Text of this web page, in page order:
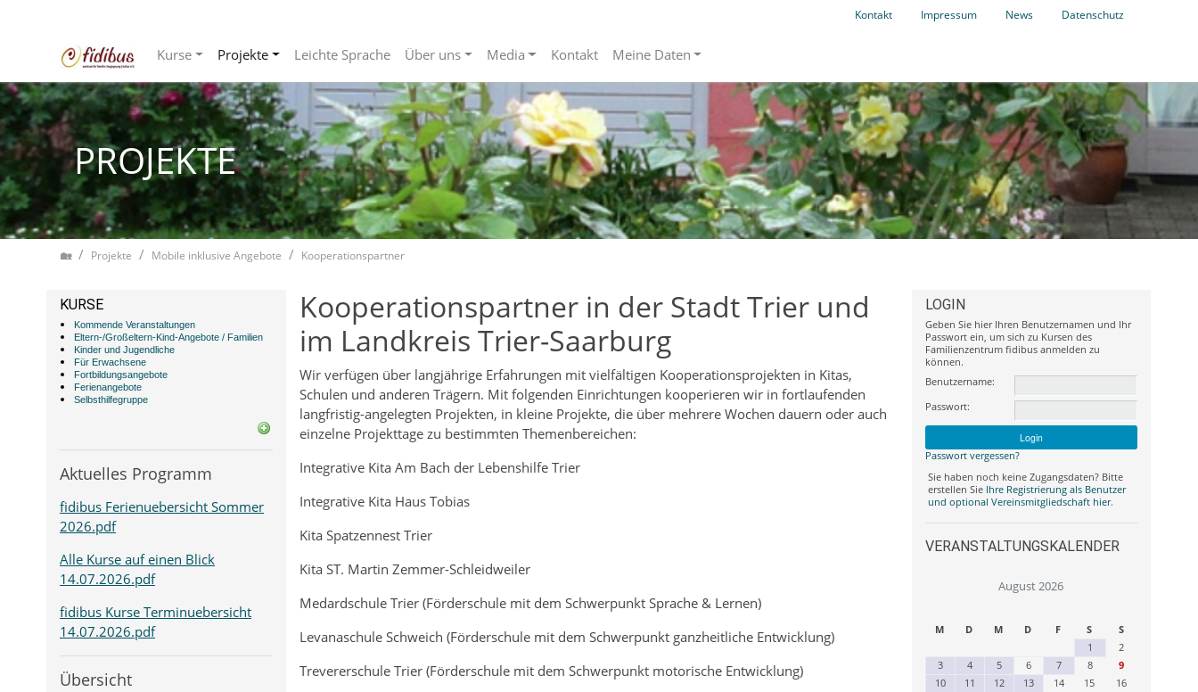
Zum Inhalt springen
Kontakt Impressum News Datenschutz
Kurse Projekte Leichte Sprache Über uns Media Kontakt Meine Daten
PROJEKTE
HomeProjekte Mobile inklusive Angebote Kooperationspartner
Kooperationspartner in der Stadt Trier und
im Landkreis Trier-Saarburg
Wir verfügen über langjährige Erfahrungen mit vielfältigen Kooperationsprojekten in Kitas,
Schulen und anderen Trägern. Mit folgenden Einrichtungen kooperieren wir in fortlaufenden
langfristig-angelegten Projekten, in kleine Projekte, die über mehrere Wochen dauern oder auch
einzelne Projekttage zu bestimmten Themenbereichen:
Integrative Kita Am Bach der Lebenshilfe Trier
Integrative Kita Haus Tobias
Kita Spatzennest Trier
Kita ST. Martin Zemmer-Schleidweiler
Medardschule Trier (Förderschule mit dem Schwerpunkt Sprache & Lernen)
Levanaschule Schweich (Förderschule mit dem Schwerpunkt ganzheitliche Entwicklung)
Trevererschule Trier (Förderschule mit dem Schwerpunkt motorische Entwicklung)
KURSE
Kommende Veranstaltungen
Eltern-/Großeltern-Kind-Angebote / Familien
Kinder und Jugendliche
Für Erwachsene
Fortbildungsangebote
Ferienangebote
Selbsthilfegruppe
Aktuelles Programm
fidibus Ferienuebersicht Sommer
2026.pdf
Alle Kurse auf einen Blick
14.07.2026.pdf
fidibus Kurse Terminuebersicht
14.07.2026.pdf
Übersicht
LOGIN
Geben Sie hier Ihren Benutzernamen und Ihr
Passwort ein, um sich zu Kursen des
Familienzentrum fidibus anmelden zu
können.
Benutzername:
Passwort:
Passwort vergessen?
Sie haben noch keine Zugangsdaten? Bitte
erstellen Sie Ihre Registrierung als Benutzer
und optional Vereinsmitgliedschaft hier.
VERANSTALTUNGSKALENDER
August 2026
M D M D F S S
1
2
3
4 5 6 7 8
9
10
11 12 13 14 15
16